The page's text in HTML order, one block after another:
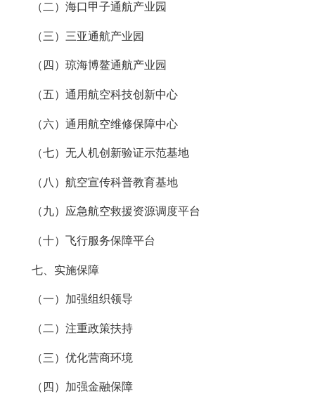
（二）海口甲子通航产业园
（三）三亚通航产业园
（四）琼海博鳌通航产业园
（五）通用航空科技创新中心
（六）通用航空维修保障中心
（七）无人机创新验证示范基地
（八）航空宣传科普教育基地
（九）应急航空救援资源调度平台
（十）飞行服务保障平台
七、实施保障
（一）加强组织领导
（二）注重政策扶持
（三）优化营商环境
（四）加强金融保障